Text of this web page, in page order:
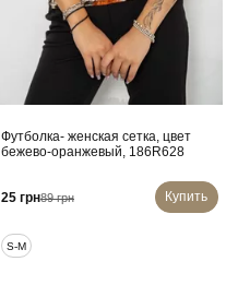
Футболка- женская сетка, цвет
бежево-оранжевый, 186R628
25 грн89 грн Купить
S-M